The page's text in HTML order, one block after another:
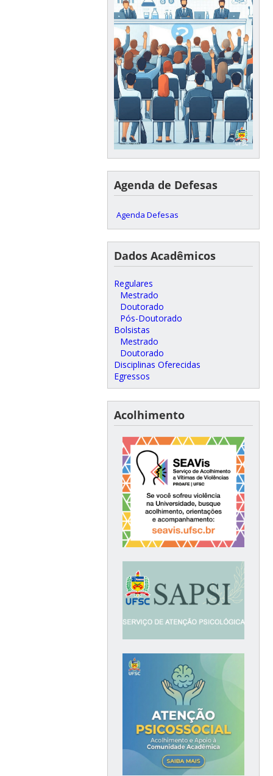
Agenda de Defesas
Agenda Defesas
Dados Acadêmicos
Regulares
Mestrado
Doutorado
Pós-Doutorado
Bolsistas
Mestrado
Doutorado
Disciplinas Oferecidas
Egressos
Acolhimento